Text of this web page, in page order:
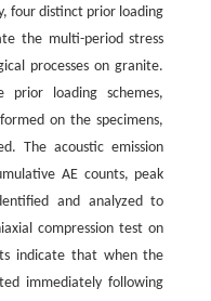
four distinct prior loading
the multi-period stress
processes on granite.
prior loading schemes,
on the specimens,
The acoustic emission
AE counts, peak
and analyzed to
compression test on
indicate that when the
immediately following